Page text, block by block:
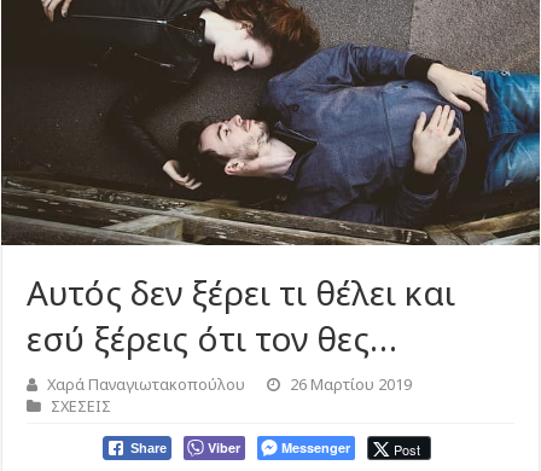
Αυτός δεν ξέρει τι θέλει και
εσύ ξέρεις ότι τον θες…
Χαρά Παναγιωτακοπούλου
26 Μαρτίου 2019
ΣΧΕΣΕΙΣ
Share Viber Messenger Post